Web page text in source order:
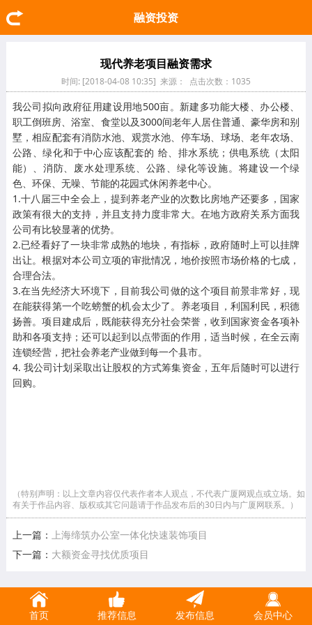
融资投资
现代养老项目融资需求
时间: [2018-04-08 10:35] 来源： 点击次数：1035
我公司拟向政府征用建设用地500亩。新建多功能大楼、办公楼、
职工倒班房、浴室、食堂以及3000间老年人居住普通、豪华房和别
墅，相应配套有消防水池、观赏水池、停车场、球场、老年农场、
公路、绿化和于中心应该配套的 给、排水系统；供电系统（太阳
能）、消防、废水处理系统、公路、绿化等设施。将建设一个绿
色、环保、无噪、节能的花园式休闲养老中心。
1.十八届三中全会上，提到养老产业的次数比房地产还要多，国家
政策有很大的支持，并且支持力度非常大。在地方政府关系方面我
公司有比较显著的优势。
2.已经看好了一块非常成熟的地块，有指标，政府随时上可以挂牌
出让。根据对本公司立项的审批情况，地价按照市场价格的七成，
合理合法。
3.在当先经济大环境下，目前我公司做的这个项目前景非常好，现
在能获得第一个吃螃蟹的机会太少了。养老项目，利国利民，积德
扬善。项目建成后，既能获得充分社会荣誉，收到国家资金各项补
助和各项支持；还可以起到以点带面的作用，适当时候，在全云南
连锁经营，把社会养老产业做到每一个县市。
4. 我公司计划采取出让股权的方式筹集资金，五年后随时可以进行
回购。
（特别声明：以上文章内容仅代表作者本人观点，不代表广厦网观点或立场。如
有关于作品内容、版权或其它问题请于作品发布后的30日内与广厦网联系。）
上一篇： 上海缔筑办公室一体化快速装饰项目
下一篇： 大额资金寻找优质项目
首页 推荐信息 发布信息 会员中心